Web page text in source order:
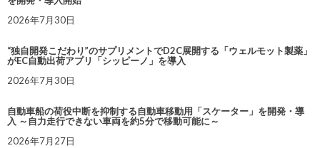
2026年7月30日
“独自開発こだわり”のサプリメントでD2C展開する「ウェルモット製薬」
がEC自動出荷アプリ「シッピーノ」を導入
2026年7月30日
自動車船の荷役中断を抑制する自動車移動用「スケーター」を開発・導
入 ～自力走行できない車両を約5分で移動可能に～
2026年7月27日